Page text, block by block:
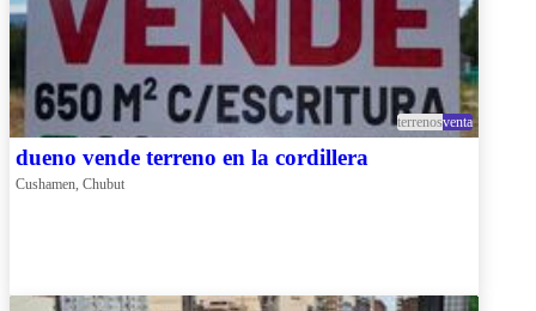
terrenosventa
dueno vende terreno en la cordillera
Cushamen, Chubut